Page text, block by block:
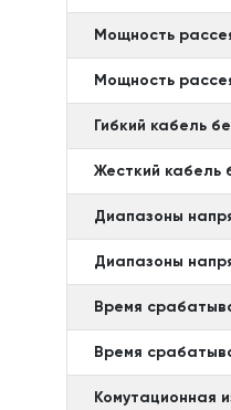
Мощность
Мощность
Гибкий кабель
Жесткий кабель
Диапазоны
Диапазоны
Время
Время
Комутационная